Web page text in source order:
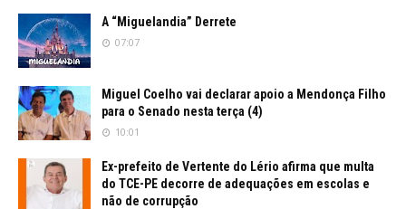
A “Miguelandia” Derrete
07:07
Miguel Coelho vai declarar apoio a Mendonça Filho
para o Senado nesta terça (4)
10:01
Ex-prefeito de Vertente do Lério afirma que multa
do TCE-PE decorre de adequações em escolas e
não de corrupção